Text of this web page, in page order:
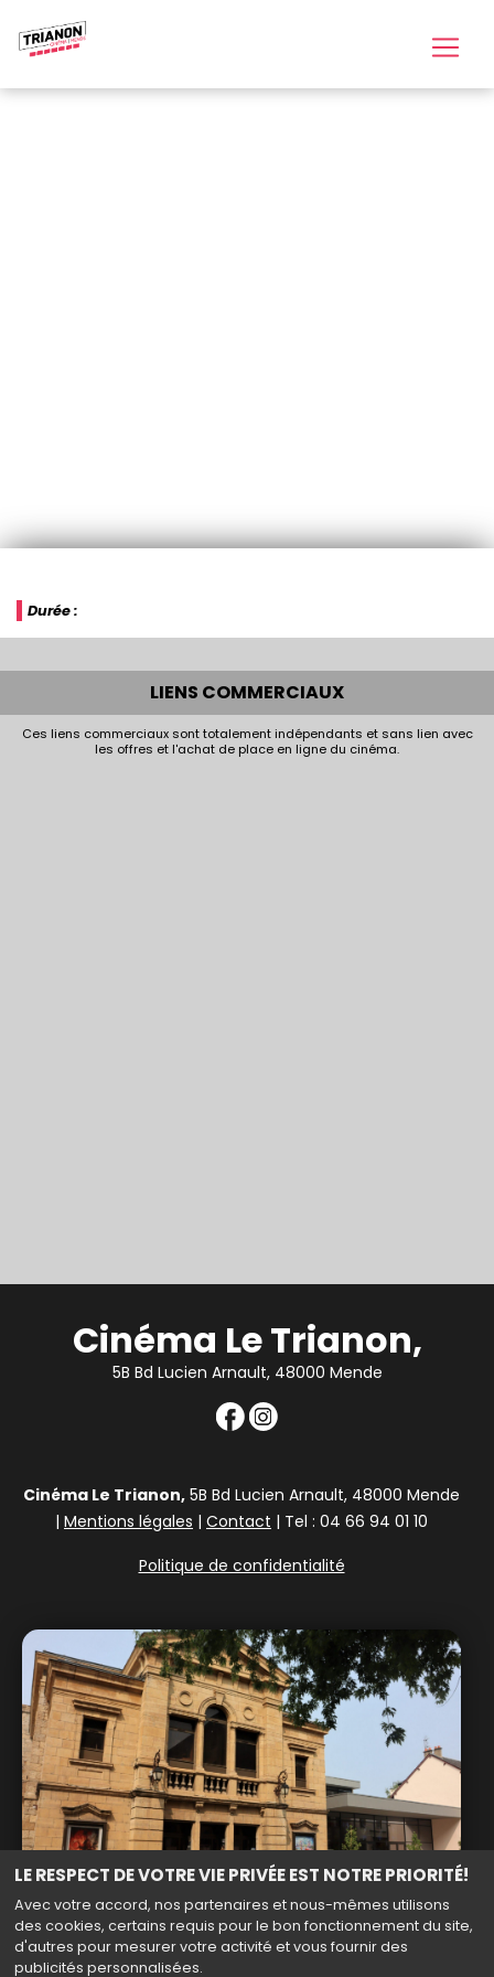
LE RESPECT DE VOTRE VIE PRIVÉE EST NOTRE PRIORITÉ!
Avec votre accord, nos partenaires et nous-mêmes utilisons
des cookies, certains requis pour le bon fonctionnement du site,
d'autres pour mesurer votre activité et vous fournir des
publicités personnalisées.
Durée :
LIENS COMMERCIAUX
Ces liens commerciaux sont totalement indépendants et sans lien avec
les offres et l'achat de place en ligne du cinéma.
Cinéma Le Trianon,
5B Bd Lucien Arnault, 48000 Mende
Cinéma Le Trianon, 5B Bd Lucien Arnault, 48000 Mende
| Mentions légales | Contact | Tel : 04 66 94 01 10
Politique de confidentialité